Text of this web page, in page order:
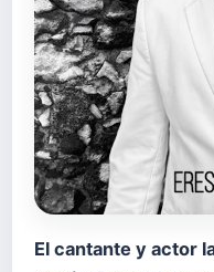
El cantante y actor